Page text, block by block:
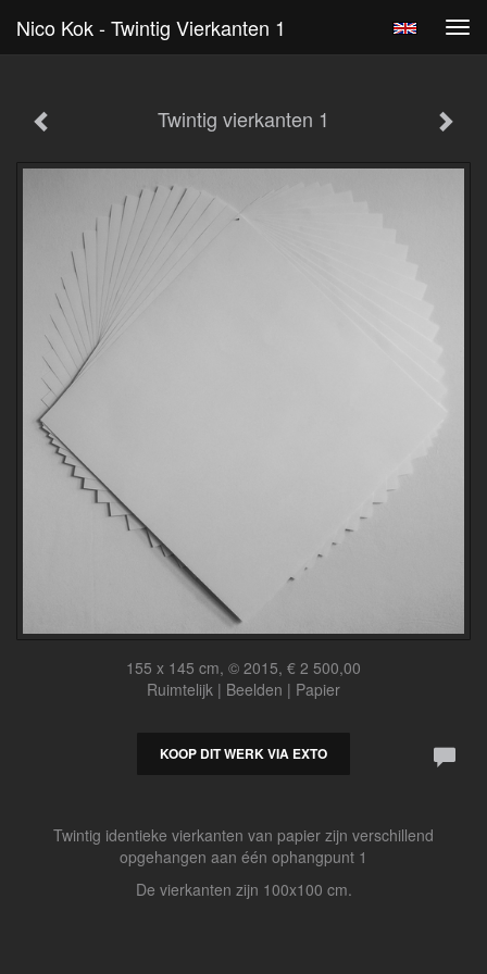
Nico Kok - Twintig Vierkanten 1
Twintig vierkanten 1
155 x 145 cm, © 2015, € 2 500,00
Ruimtelijk | Beelden | Papier
KOOP DIT WERK VIA EXTO
Twintig identieke vierkanten van papier zijn verschillend
opgehangen aan één ophangpunt 1
De vierkanten zijn 100x100 cm.